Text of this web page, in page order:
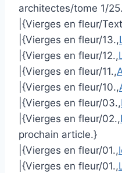
architectes/tome 1/
|{Vierges en fleur/
|{Vierges en fleur/13.,
|{Vierges en fleur/12.,
|{Vierges en fleur/11.,
|{Vierges en fleur/10.,
|{Vierges en fleur/03.,
|{Vierges en fleur/02.,
prochain article.}
|{Vierges en fleur/01.,
|{Vierges en fleur/01.,